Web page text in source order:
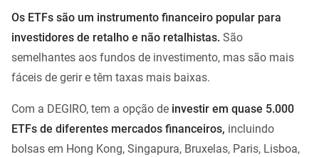
Os ETFs são um instrumento financeiro popular para
investidores de retalho e não retalhistas. São
semelhantes aos fundos de investimento, mas são mais
fáceis de gerir e têm taxas mais baixas.
Com a DEGIRO, tem a opção de investir em quase 5.000
ETFs de diferentes mercados financeiros, incluindo
bolsas em Hong Kong, Singapura, Bruxelas, Paris, Lisboa,